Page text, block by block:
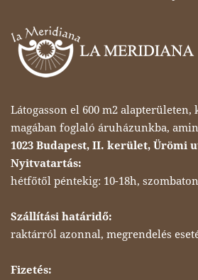
Látogasson el 600 m2 alapterületen,
magában foglaló áruházunkba,
1023 Budapest, II. kerület, Ürömi
Nyitvatartás:
hétfőtől péntekig: 10-18h,
Szállítási határidő:
raktárról azonnal, megrendelés
Fizetés: